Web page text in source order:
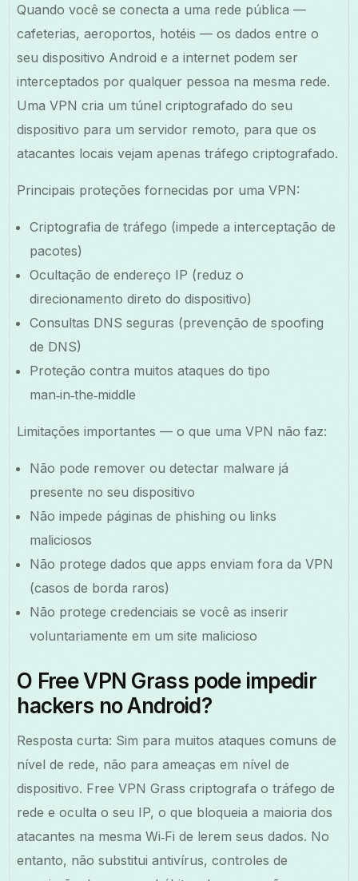
Quando você se conecta a uma rede pública —
cafeterias, aeroportos, hotéis — os dados entre o
seu dispositivo Android e a internet podem ser
interceptados por qualquer pessoa na mesma rede.
Uma VPN cria um túnel criptografado do seu
dispositivo para um servidor remoto, para que os
atacantes locais vejam apenas tráfego criptografado.
Principais proteções fornecidas por uma VPN:
Criptografia de tráfego (impede a interceptação de
pacotes)
Ocultação de endereço IP (reduz o
direcionamento direto do dispositivo)
Consultas DNS seguras (prevenção de spoofing
de DNS)
Proteção contra muitos ataques do tipo
man‑in‑the‑middle
Limitações importantes — o que uma VPN não faz:
Não pode remover ou detectar malware já
presente no seu dispositivo
Não impede páginas de phishing ou links
maliciosos
Não protege dados que apps enviam fora da VPN
(casos de borda raros)
Não protege credenciais se você as inserir
voluntariamente em um site malicioso
O Free VPN Grass pode impedir
hackers no Android?
Resposta curta: Sim para muitos ataques comuns de
nível de rede, não para ameaças em nível de
dispositivo. Free VPN Grass criptografa o tráfego de
rede e oculta o seu IP, o que bloqueia a maioria dos
atacantes na mesma Wi‑Fi de lerem seus dados. No
entanto, não substitui antivírus, controles de